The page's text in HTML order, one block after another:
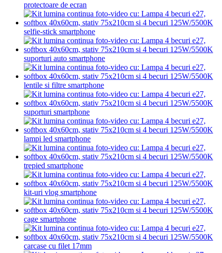
protectoare de ecran
selfie-stick smartphone
suporturi auto smartphone
lentile si filtre smartphone
suporturi smartphone
lampi led smartphone
trepied smartphone
kit-uri vlog smartphone
cage smartphone
carcase cu filet 17mm